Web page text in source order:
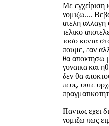
Mε εγχείριση
νομιζω....
ατελη αλλαγη
τελικο
τοσο κοντα
πουμε, εαν
θα αποκτησω
γυναικα και
δεν θα
πεος, ουτε
Παντως εχει
νομιζω πως